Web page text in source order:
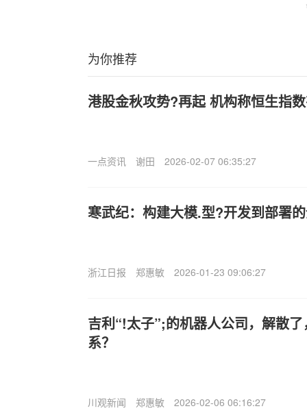
为你推荐
港股金秋攻势?再起 机构称恒生指
一点资讯 谢田 2026-02-07 06:35:27
寒武纪：构建大模.型?开发到部署
浙江日报 郑惠敏 2026-01-23 09:06:27
吉利“!太子”;的机器人公司，解散
系？
川观新闻 郑惠敏 2026-02-06 06:16:27